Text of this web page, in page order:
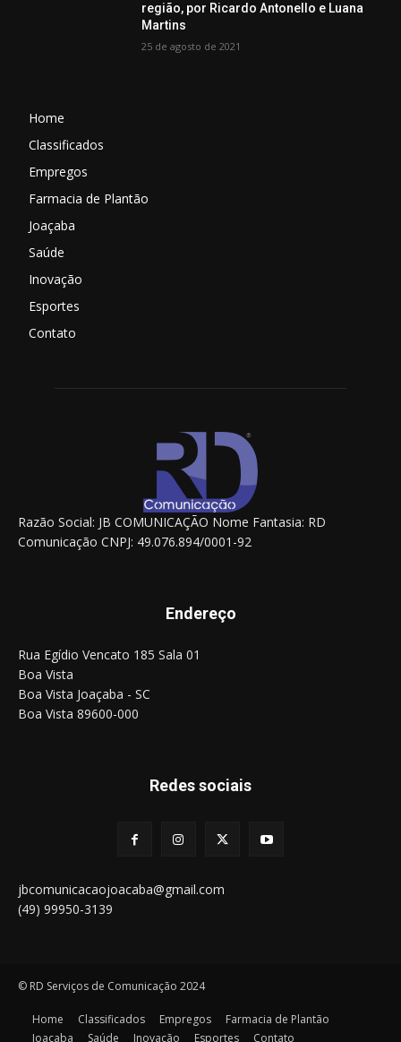
região, por Ricardo Antonello e Luana
Martins
25 de agosto de 2021
Home
Classificados
Empregos
Farmacia de Plantão
Joaçaba
Saúde
Inovação
Esportes
Contato
Razão Social: JB COMUNICAÇÃO Nome Fantasia: RD
Comunicação CNPJ: 49.076.894/0001-92
Endereço
Rua Egídio Vencato 185 Sala 01
Boa Vista
Boa Vista Joaçaba - SC
Boa Vista 89600-000
Redes sociais
jbcomunicacaojoacaba@gmail.com
(49) 99950-3139
© RD Serviços de Comunicação 2024
Home Classificados Empregos
Farmacia de Plantão
Joaçaba
Saúde Inovação Esportes Contato